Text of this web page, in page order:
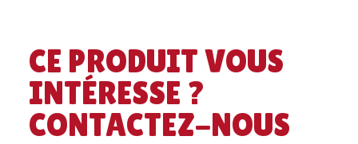
CE PRODUIT VOUS
INTÉRESSE ?
CONTACTEZ-NOUS